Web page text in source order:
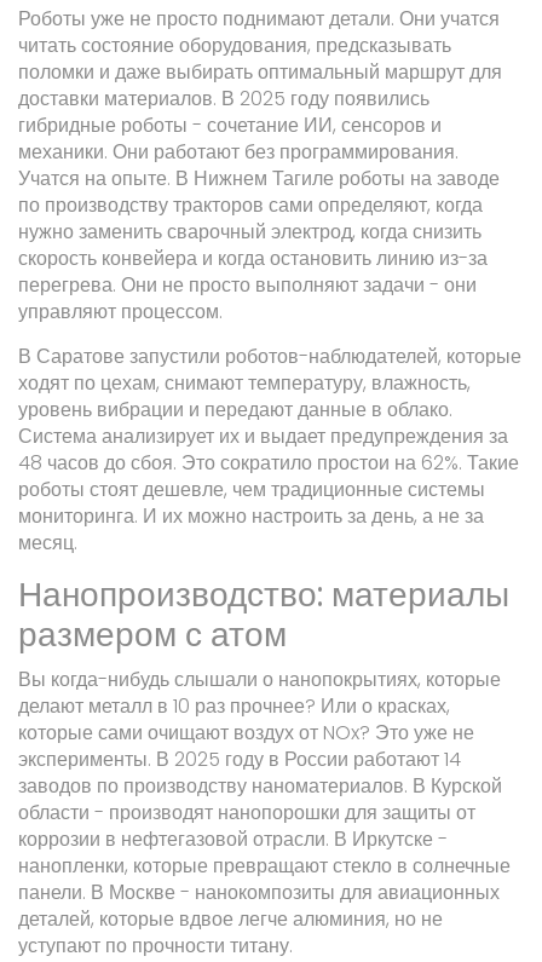
Роботы уже не просто поднимают детали. Они учатся
читать состояние оборудования, предсказывать
поломки и даже выбирать оптимальный маршрут для
доставки материалов. В 2025 году появились
гибридные роботы - сочетание ИИ, сенсоров и
механики. Они работают без программирования.
Учатся на опыте. В Нижнем Тагиле роботы на заводе
по производству тракторов сами определяют, когда
нужно заменить сварочный электрод, когда снизить
скорость конвейера и когда остановить линию из-за
перегрева. Они не просто выполняют задачи - они
управляют процессом.
В Саратове запустили роботов-наблюдателей, которые
ходят по цехам, снимают температуру, влажность,
уровень вибрации и передают данные в облако.
Система анализирует их и выдает предупреждения за
48 часов до сбоя. Это сократило простои на 62%. Такие
роботы стоят дешевле, чем традиционные системы
мониторинга. И их можно настроить за день, а не за
месяц.
Нанопроизводство: материалы
размером с атом
Вы когда-нибудь слышали о нанопокрытиях, которые
делают металл в 10 раз прочнее? Или о красках,
которые сами очищают воздух от NOx? Это уже не
эксперименты. В 2025 году в России работают 14
заводов по производству наноматериалов. В Курской
области - производят нанопорошки для защиты от
коррозии в нефтегазовой отрасли. В Иркутске -
нанопленки, которые превращают стекло в солнечные
панели. В Москве - нанокомпозиты для авиационных
деталей, которые вдвое легче алюминия, но не
уступают по прочности титану.